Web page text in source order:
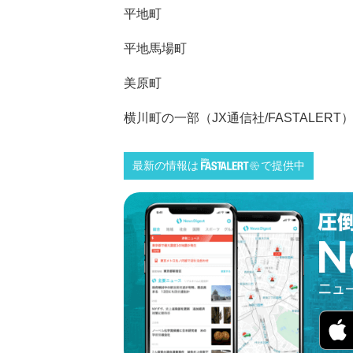
平地町
平地馬場町
美原町
横川町の一部（JX通信社/FASTALERT）
最新の情報は で提供中